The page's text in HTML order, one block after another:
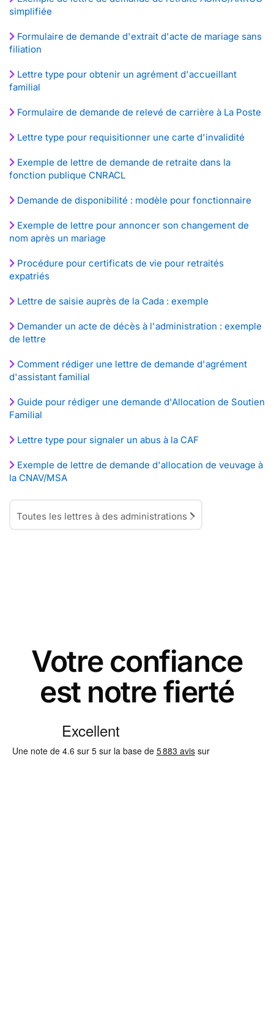
simplifiée
Formulaire de demande d'extrait d'acte de mariage sans
filiation
Lettre type pour obtenir un agrément d'accueillant
familial
Formulaire de demande de relevé de carrière à La Poste
Lettre type pour requisitionner une carte d'invalidité
Exemple de lettre de demande de retraite dans la
fonction publique CNRACL
Demande de disponibilité : modèle pour fonctionnaire
Exemple de lettre pour annoncer son changement de
nom après un mariage
Procédure pour certificats de vie pour retraités
expatriés
Lettre de saisie auprès de la Cada : exemple
Demander un acte de décès à l'administration : exemple
de lettre
Comment rédiger une lettre de demande d'agrément
d'assistant familial
Guide pour rédiger une demande d'Allocation de Soutien
Familial
Lettre type pour signaler un abus à la CAF
Exemple de lettre de demande d'allocation de veuvage à
la CNAV/MSA
Toutes les lettres à des administrations
Votre confiance
est notre fierté